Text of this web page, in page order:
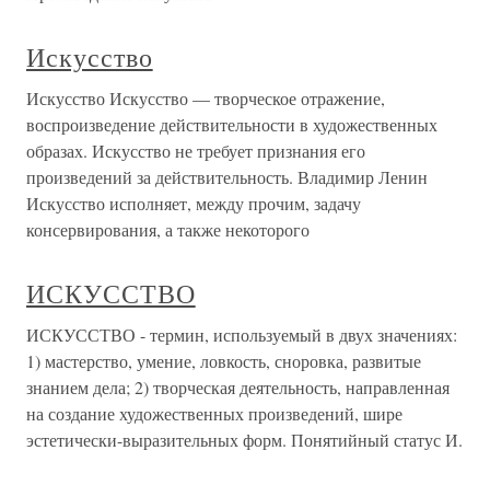
Искусство
Искусство Искусство — творческое отражение,
воспроизведение действительности в художественных
образах. Искусство не требует признания его
произведений за действительность. Владимир Ленин
Искусство исполняет, между прочим, задачу
консервирования, а также некоторого
ИСКУССТВО
ИСКУССТВО - термин, используемый в двух значениях:
1) мастерство, умение, ловкость, сноровка, развитые
знанием дела; 2) творческая деятельность, направленная
на создание художественных произведений, шире
эстетически-выразительных форм. Понятийный статус И.